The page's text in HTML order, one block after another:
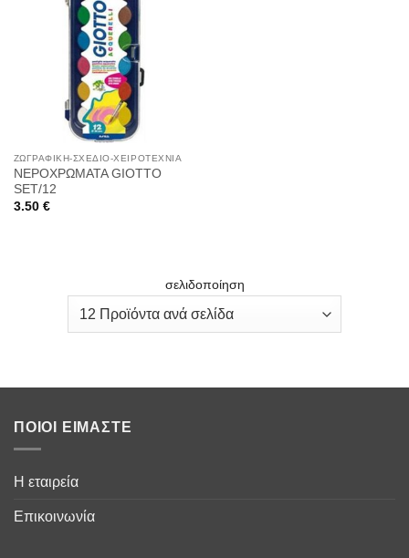
ΖΩΓΡΑΦΙΚΉ-ΣΧΈΔΙΟ-ΧΕΙΡΟΤΕΧΝΊΑ
ΝΕΡΟΧΡΩΜΑΤΑ GIOTTO
SET/12
3.50 €
σελιδοποίηση
ΠΟΙΟΙ ΕΊΜΑΣΤΕ
Η εταιρεία
Επικοινωνία